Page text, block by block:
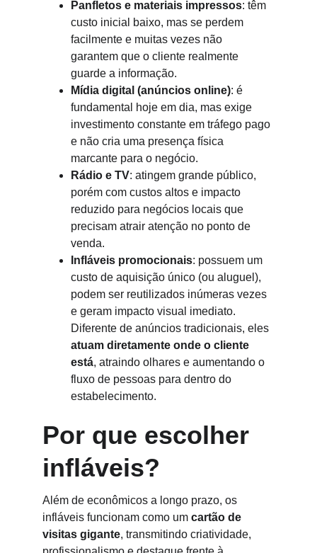
Panfletos e materiais impressos: têm
custo inicial baixo, mas se perdem
facilmente e muitas vezes não
garantem que o cliente realmente
guarde a informação.
Mídia digital (anúncios online): é
fundamental hoje em dia, mas exige
investimento constante em tráfego pago
e não cria uma presença física
marcante para o negócio.
Rádio e TV: atingem grande público,
porém com custos altos e impacto
reduzido para negócios locais que
precisam atrair atenção no ponto de
venda.
Infláveis promocionais: possuem um
custo de aquisição único (ou aluguel),
podem ser reutilizados inúmeras vezes
e geram impacto visual imediato.
Diferente de anúncios tradicionais, eles
atuam diretamente onde o cliente
está, atraindo olhares e aumentando o
fluxo de pessoas para dentro do
estabelecimento.
Por que escolher
infláveis?
Além de econômicos a longo prazo, os
infláveis funcionam como um cartão de
visitas gigante, transmitindo criatividade,